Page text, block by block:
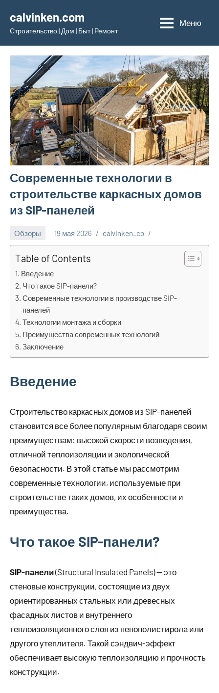
содержимому
calvinken.com
Строительство | Дом | Быт | Ремонт
Меню
Современные технологии в
строительстве каркасных домов
из SIP-панелей
Обзоры 19 мая 2026 calvinken_co
Table of Contents
Введение
Что такое SIP-панели?
Современные технологии в производстве SIP-
панелей
Технологии монтажа и сборки
Преимущества современных технологий
Заключение
Введение
Строительство каркасных домов из SIP-панелей
становится все более популярным благодаря своим
преимуществам: высокой скорости возведения,
отличной теплоизоляции и экологической
безопасности. В этой статье мы рассмотрим
современные технологии, используемые при
строительстве таких домов, их особенности и
преимущества.
Что такое SIP-панели?
SIP-панели(Structural Insulated Panels) — это
стеновые конструкции, состоящие из двух
ориентированных стальных или древесных
фасадных листов и внутреннего
теплоизоляционного слоя из пенополистирола или
другого утеплителя. Такой сэндвич-эффект
обеспечивает высокую теплоизоляцию и прочность
конструкции.